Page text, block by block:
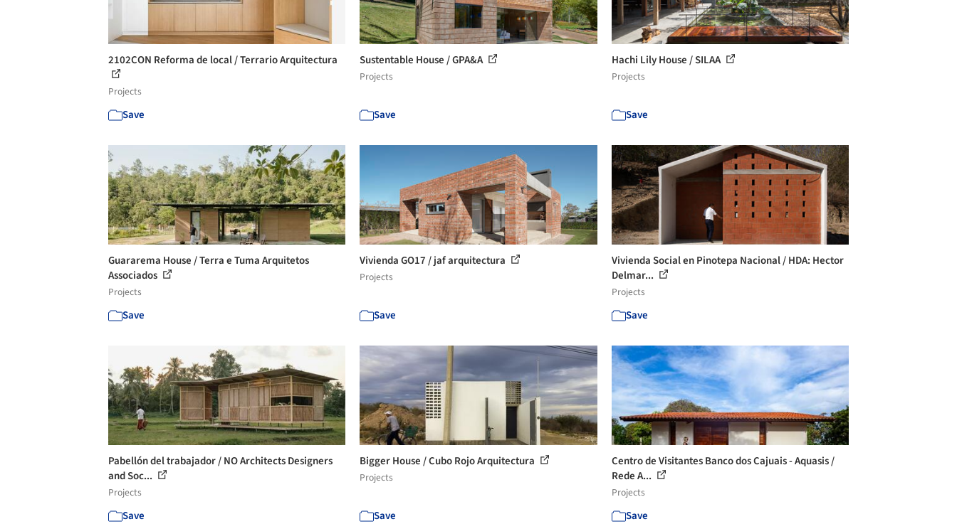
2102CON Reforma de local / Terrario Arquitectura
Projects
Save
Sustentable House / GPA&A
Projects
Save
Hachi Lily House / SILAA
Projects
Save
Guararema House / Terra e Tuma Arquitetos
Associados
Projects
Save
Vivienda GO17 / jaf arquitectura
Projects
Save
Vivienda Social en Pinotepa Nacional / HDA: Hector
Delmar...
Projects
Save
Pabellón del trabajador / NO Architects Designers
and Soc...
Projects
Save
Bigger House / Cubo Rojo Arquitectura
Projects
Save
Centro de Visitantes Banco dos Cajuais - Aquasis /
Rede A...
Projects
Save